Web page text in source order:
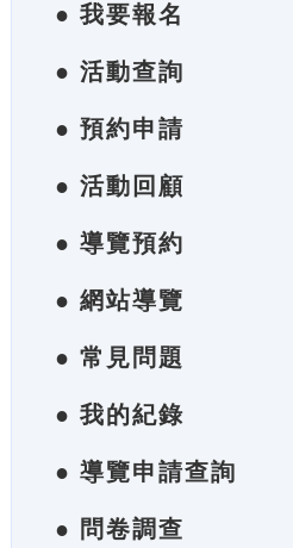
● 我要報名
● 活動查詢
● 預約申請
● 活動回顧
● 導覽預約
● 網站導覽
● 常見問題
● 我的紀錄
● 導覽申請查詢
● 問卷調查